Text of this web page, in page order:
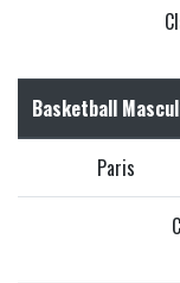
Basketball
Paris